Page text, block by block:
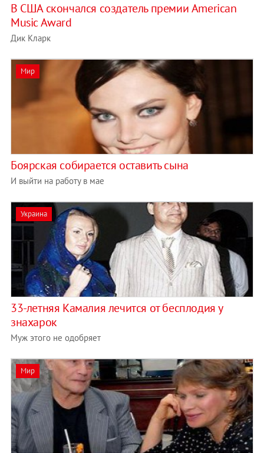
В США скончался создатель премии American
Music Award
Дик Кларк
Мир
Боярская собирается оставить сына
И выйти на работу в мае
Украина
33-летняя Камалия лечится от бесплодия у
знахарок
Муж этого не одобряет
Мир